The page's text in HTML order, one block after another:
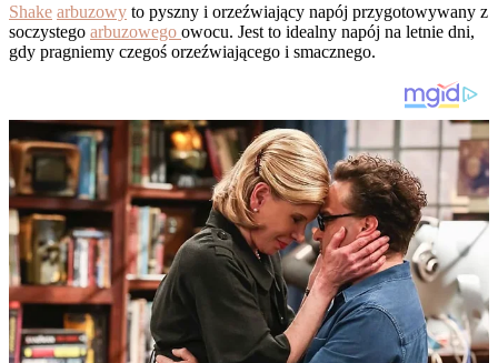
Shake arbuzowy to pyszny i orzeźwiający napój przygotowywany z
soczystego arbuzowego owocu. Jest to idealny napój na letnie dni,
gdy pragniemy czegoś orzeźwiającego i smacznego.